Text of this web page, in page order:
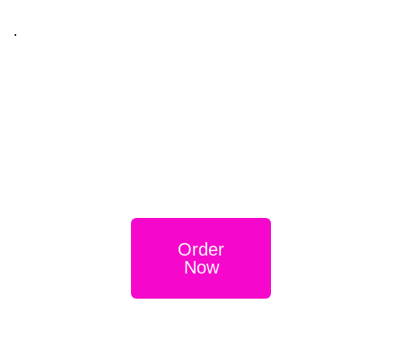
.
Order
Now